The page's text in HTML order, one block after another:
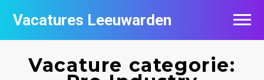
Vacatures Leeuwarden
Vacature categorie:
Vacatures per bedrijf
De populairste vacatures in Leeuwarden